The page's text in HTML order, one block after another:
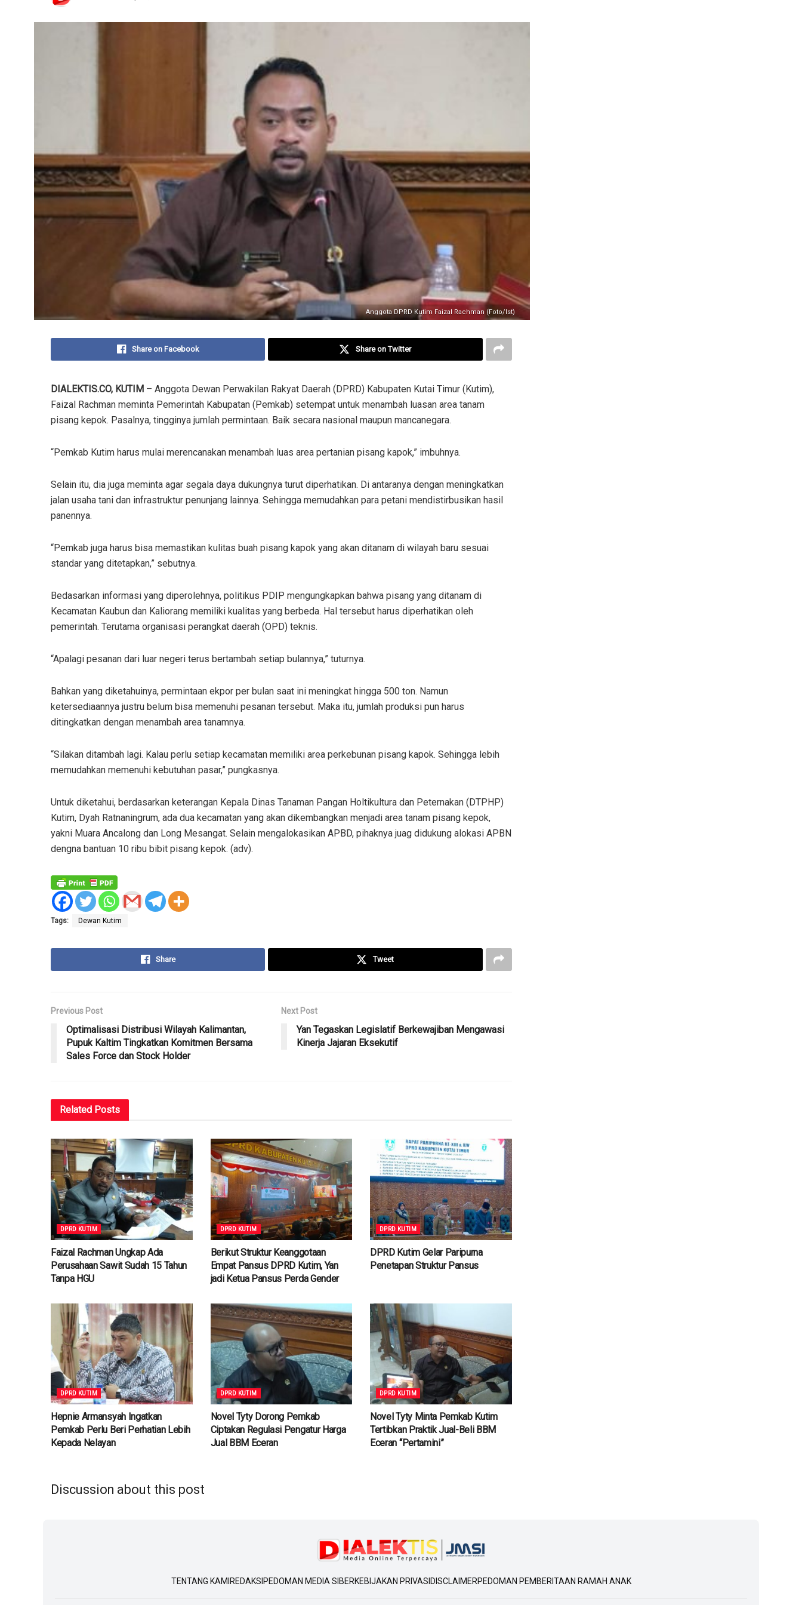
Anggota DPRD Kutim Faizal Rachman (Foto/Ist)
Share on Facebook Share on Twitter
DIALEKTIS.CO, KUTIM – Anggota Dewan Perwakilan Rakyat Daerah (DPRD) Kabupaten Kutai Timur (Kutim),
Faizal Rachman meminta Pemerintah Kabupatan (Pemkab) setempat untuk menambah luasan area tanam
pisang kepok. Pasalnya, tingginya jumlah permintaan. Baik secara nasional maupun mancanegara.
“Pemkab Kutim harus mulai merencanakan menambah luas area pertanian pisang kapok,” imbuhnya.
Selain itu, dia juga meminta agar segala daya dukungnya turut diperhatikan. Di antaranya dengan meningkatkan
jalan usaha tani dan infrastruktur penunjang lainnya. Sehingga memudahkan para petani mendistirbusikan hasil
panennya.
“Pemkab juga harus bisa memastikan kulitas buah pisang kapok yang akan ditanam di wilayah baru sesuai
standar yang ditetapkan,” sebutnya.
Bedasarkan informasi yang diperolehnya, politikus PDIP mengungkapkan bahwa pisang yang ditanam di
Kecamatan Kaubun dan Kaliorang memiliki kualitas yang berbeda. Hal tersebut harus diperhatikan oleh
pemerintah. Terutama organisasi perangkat daerah (OPD) teknis.
“Apalagi pesanan dari luar negeri terus bertambah setiap bulannya,” tuturnya.
Bahkan yang diketahuinya, permintaan ekpor per bulan saat ini meningkat hingga 500 ton. Namun
ketersediaannya justru belum bisa memenuhi pesanan tersebut. Maka itu, jumlah produksi pun harus
ditingkatkan dengan menambah area tanamnya.
“Silakan ditambah lagi. Kalau perlu setiap kecamatan memiliki area perkebunan pisang kapok. Sehingga lebih
memudahkan memenuhi kebutuhan pasar,” pungkasnya.
Untuk diketahui, berdasarkan keterangan Kepala Dinas Tanaman Pangan Holtikultura dan Peternakan (DTPHP)
Kutim, Dyah Ratnaningrum, ada dua kecamatan yang akan dikembangkan menjadi area tanam pisang kepok,
yakni Muara Ancalong dan Long Mesangat. Selain mengalokasikan APBD, pihaknya juag didukung alokasi APBN
dengna bantuan 10 ribu bibit pisang kepok. (adv).
Tags: Dewan Kutim
Share Tweet
Previous Post
Optimalisasi Distribusi Wilayah Kalimantan,
Pupuk Kaltim Tingkatkan Komitmen Bersama
Sales Force dan Stock Holder
Next Post
Yan Tegaskan Legislatif Berkewajiban Mengawasi
Kinerja Jajaran Eksekutif
Related Posts
DPRD KUTIM
Faizal Rachman Ungkap Ada
Perusahaan Sawit Sudah 15 Tahun
Tanpa HGU
DPRD KUTIM
Berikut Struktur Keanggotaan
Empat Pansus DPRD Kutim, Yan
jadi Ketua Pansus Perda Gender
DPRD KUTIM
DPRD Kutim Gelar Paripurna
Penetapan Struktur Pansus
DPRD KUTIM
Hepnie Armansyah Ingatkan
Pemkab Perlu Beri Perhatian Lebih
Kepada Nelayan
DPRD KUTIM
Novel Tyty Dorong Pemkab
Ciptakan Regulasi Pengatur Harga
Jual BBM Eceran
DPRD KUTIM
Novel Tyty Minta Pemkab Kutim
Tertibkan Praktik Jual-Beli BBM
Eceran “Pertamini”
Discussion about this post
TENTANG KAMI REDAKSI PEDOMAN MEDIA SIBERKEBIJAKAN PRIVASI DISCLAIMERPEDOMAN PEMBERITAAN RAMAH ANAK